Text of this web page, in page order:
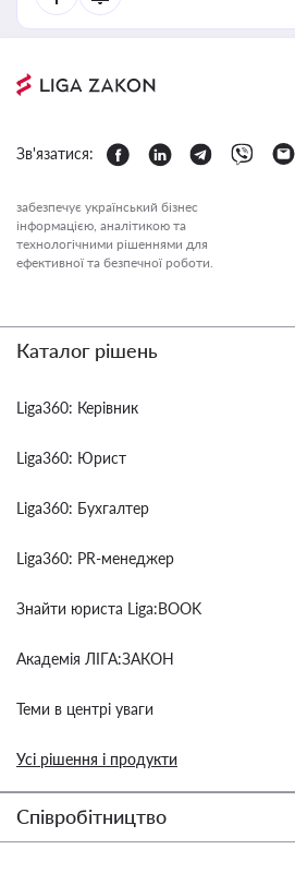
Зв'язатися:
забезпечує український бізнес
інформацією, аналітикою та
технологічними рішеннями для
ефективної та безпечної роботи.
Каталог рішень
Liga360: Керівник
Liga360: Юрист
Liga360: Бухгалтер
Liga360: PR-менеджер
Знайти юриста Liga:BOOK
Академія ЛІГА:ЗАКОН
Теми в центрі уваги
Усі рішення і продукти
Співробітництво